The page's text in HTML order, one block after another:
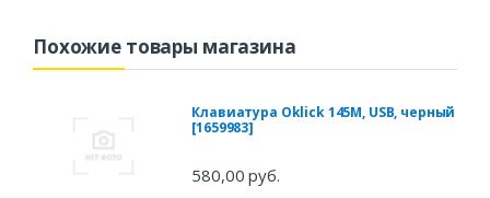
Похожие товары магазина
Клавиатура Oklick 145M, USB, черный
[1659983]
580,00 руб.